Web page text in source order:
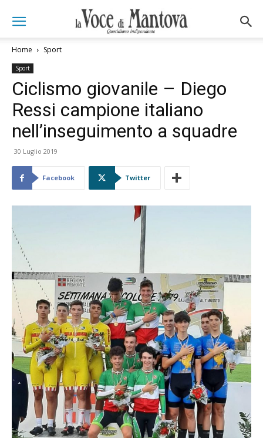
Home Sport
Sport
Ciclismo giovanile – Diego
Ressi campione italiano
nell’inseguimento a squadre
30 Luglio 2019
Facebook Twitter